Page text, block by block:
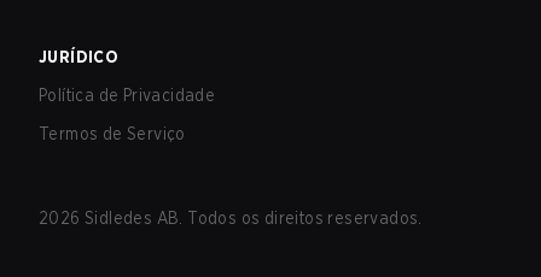
JURÍDICO
Política de Privacidade
Termos de Serviço
2026 Sidledes AB. Todos os direitos reservados.